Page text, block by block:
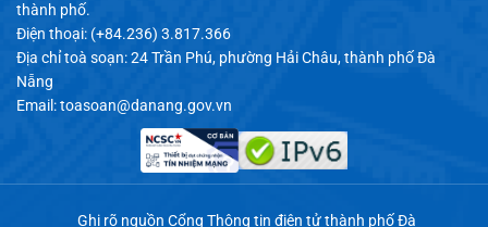
thành phố.
Điện thoại: (+84.236) 3.817.366
Địa chỉ toà soạn: 24 Trần Phú, phường Hải Châu, thành phố Đà
Nẵng
Email:toasoan@danang.gov.vn
Ghi rõ nguồn Cổng Thông tin điện tử thành phố Đà